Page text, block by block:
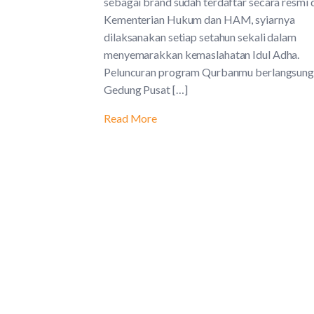
Kementerian Hukum dan HAM, syiarnya
dilaksanakan setiap setahun sekali dalam
menyemarakkan kemaslahatan Idul Adha.
Peluncuran program Qurbanmu
Gedung Pusat […]
Read More